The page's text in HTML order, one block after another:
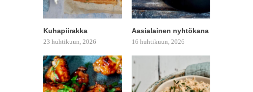
Kuhapiirakka
23 huhtikuun, 2026
Aasialainen nyhtökana
16 huhtikuun, 2026